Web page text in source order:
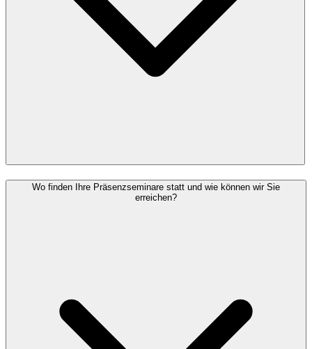
Wo finden Ihre Präsenzseminare statt und wie können wir Sie
erreichen?